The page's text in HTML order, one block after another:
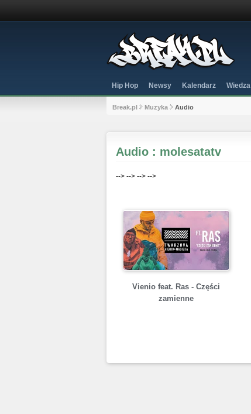
Hip Hop Newsy Kalendarz Wiedza
Break.pl Muzyka Audio
Audio : molesatatv
--> --> --> -->
Vienio feat. Ras - Części
zamienne